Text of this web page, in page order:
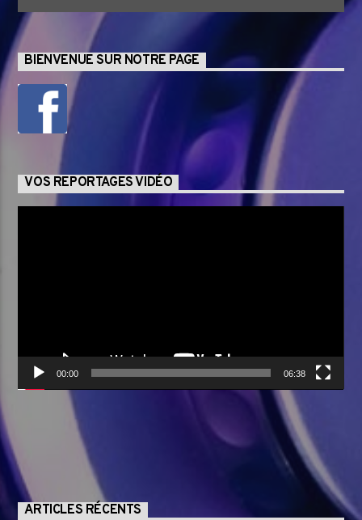
BIENVENUE SUR NOTRE PAGE
VOS REPORTAGES VIDÉO
00:00 06:38
ARTICLES RÉCENTS